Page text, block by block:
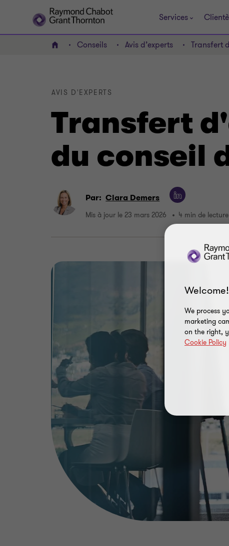
Services
ACCUEILConseils Avis d’experts Transfert
Transfert
du conseil
AVIS D'EXPERTS
Par: Clara Demers
Mis à jour le 23 mars 2026 4 min de lecture
Welcome!
We process
marketing
on the right,
Cookie Policy